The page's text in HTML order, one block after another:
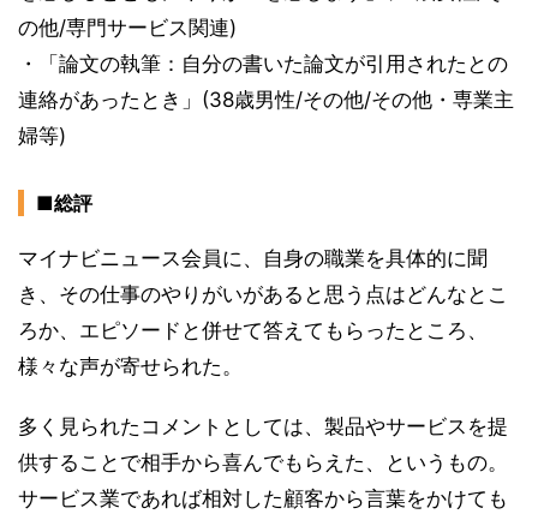
の他/専門サービス関連)
・「論文の執筆：自分の書いた論文が引用されたとの
連絡があったとき」(38歳男性/その他/その他・専業主
婦等)
■総評
マイナビニュース会員に、自身の職業を具体的に聞
き、その仕事のやりがいがあると思う点はどんなとこ
ろか、エピソードと併せて答えてもらったところ、
様々な声が寄せられた。
多く見られたコメントとしては、製品やサービスを提
供することで相手から喜んでもらえた、というもの。
サービス業であれば相対した顧客から言葉をかけても